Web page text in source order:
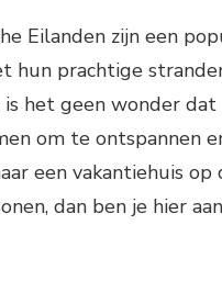
Eilanden zijn een
hun prachtige
het geen wonder
om te ontspannen
een vakantiehuis
dan ben je hier